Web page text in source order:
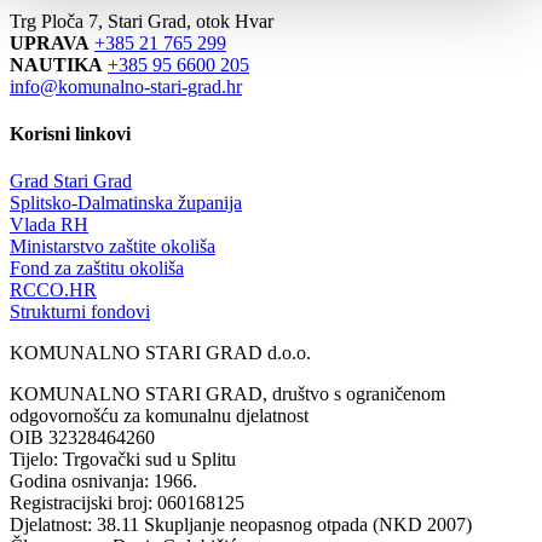
Trg Ploča 7, Stari Grad, otok Hvar
UPRAVA +385 21 765 299
NAUTIKA +385 95 6600 205
info@komunalno-stari-grad.hr
Korisni linkovi
Grad Stari Grad
Splitsko-Dalmatinska županija
Vlada RH
Ministarstvo zaštite okoliša
Fond za zaštitu okoliša
RCCO.HR
Strukturni fondovi
KOMUNALNO STARI GRAD d.o.o.
KOMUNALNO STARI GRAD, društvo s ograničenom
odgovornošću za komunalnu djelatnost
OIB 32328464260
Tijelo: Trgovački sud u Splitu
Godina osnivanja: 1966.
Registracijski broj: 060168125
Djelatnost: 38.11 Skupljanje neopasnog otpada (NKD 2007)